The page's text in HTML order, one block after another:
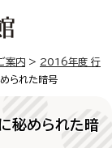
案内 > 2016年度 行
られた暗号
秘められた暗